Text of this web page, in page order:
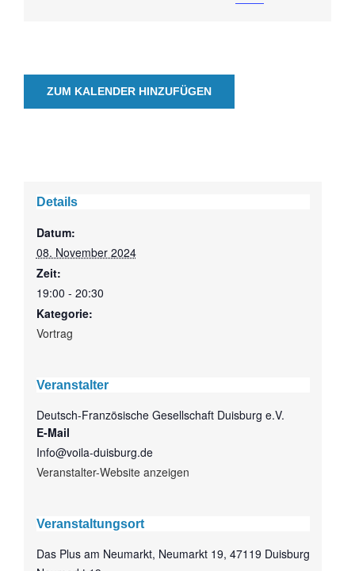
ZUM KALENDER HINZUFÜGEN
Details
Datum:
08. November 2024
Zeit:
19:00 - 20:30
Kategorie:
Vortrag
Veranstalter
Deutsch-Französische Gesellschaft Duisburg e.V.
E-Mail
Info@voila-duisburg.de
Veranstalter-Website anzeigen
Veranstaltungsort
Das Plus am Neumarkt, Neumarkt 19, 47119 Duisburg